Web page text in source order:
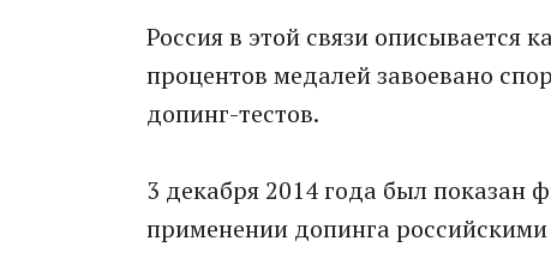
Россия в этой связи описывается
процентов медалей завоевано
допинг-тестов.
3 декабря 2014 года был показан
применении допинга российскими